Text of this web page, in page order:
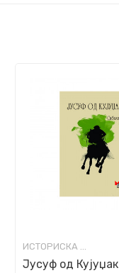
ИСТОРИСКА ФИКЦИЈА
Јусуф од Кујуџак